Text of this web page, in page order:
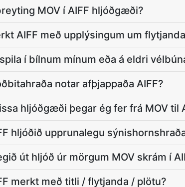
MOV í AIFF hljóðgæði?
AIFF með upplýsingum um
í bílnum mínum eða á eldri
notar afþjappaða AIFF?
hljóðgæði þegar ég fer frá MOV til
hljóðið upprunalegu
út hljóð úr mörgum MOV skrám í
merkt með titli / flytjanda / plötu?